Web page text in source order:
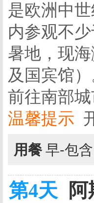
是欧洲中
内参观不
暑地，现
及国宾馆
前往南部城
温馨提示
用餐 早-包
第4天